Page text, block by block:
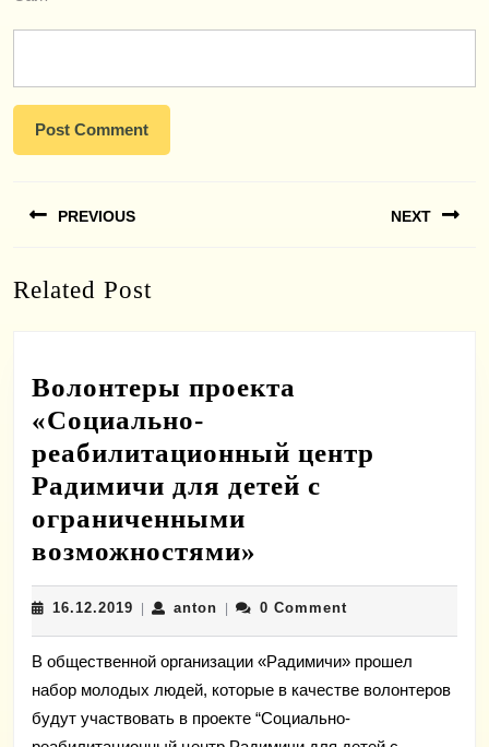
по
PREVIOUS
post:
NEXT
Related Post
Волонтеры проекта
«Социально-
реабилитационный центр
Радимичи для детей с
ограниченными
возможностями»
проекта
«Социально-
центр
Радимичи
16.12.2019 16.12.2019
| antonanton
| 0 Comment
В общественной организации «Радимичи» прошел
набор молодых людей, которые в качестве волонтеров
будут участвовать в проекте “Социально-